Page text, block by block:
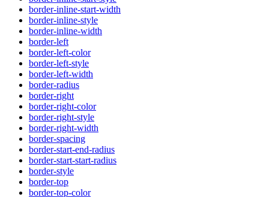
border-inline-start-width
border-inline-style
border-inline-width
border-left
border-left-color
border-left-style
border-left-width
border-radius
border-right
border-right-color
border-right-style
border-right-width
border-spacing
border-start-end-radius
border-start-start-radius
border-style
border-top
border-top-color